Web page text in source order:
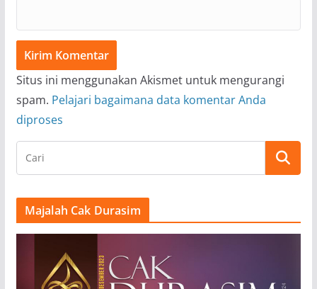
Situs ini menggunakan Akismet untuk mengurangi
spam. Pelajari bagaimana data komentar Anda
diproses
Majalah Cak Durasim